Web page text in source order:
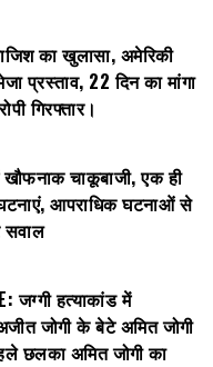
का खुलासा, अमेरिकी
प्रस्ताव, 22 दिन का मांगा
गिरफ्तार।
चाकूबाजी, एक ही
आपराधिक घटनाओं से
सवाल
जग्गी हत्याकांड में
जोगी के बेटे अमित जोगी
छलका अमित जोगी का